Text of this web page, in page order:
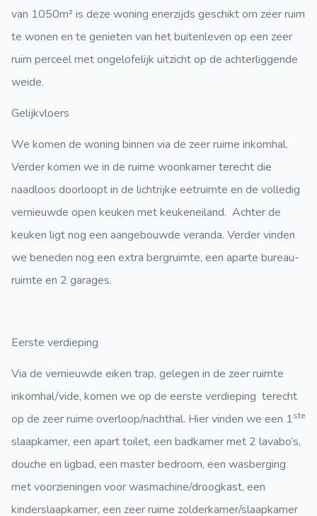
van 1050m² is deze woning enerzijds geschikt om zeer ruim
te wonen en te genieten van het buitenleven op een zeer
ruim perceel met ongelofelijk uitzicht op de achterliggende
weide.
Gelijkvloers
We komen de woning binnen via de zeer ruime inkomhal.
Verder komen we in de ruime woonkamer terecht die
naadloos doorloopt in de lichtrijke eetruimte en de volledig
vernieuwde open keuken met keukeneiland. Achter de
keuken ligt nog een aangebouwde veranda. Verder vinden
we beneden nog een extra bergruimte, een aparte bureau-
ruimte en 2 garages.
Eerste verdieping
Via de vernieuwde eiken trap, gelegen in de zeer ruimte
inkomhal/vide, komen we op de eerste verdieping terecht
op de zeer ruime overloop/nachthal. Hier vinden we een 1ste
slaapkamer, een apart toilet, een badkamer met 2 lavabo’s,
douche en ligbad, een master bedroom, een wasberging
met voorzieningen voor wasmachine/droogkast, een
kinderslaapkamer, een zeer ruime zolderkamer/slaapkamer